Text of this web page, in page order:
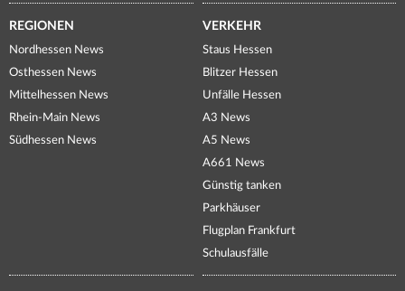
REGIONEN
Nordhessen News
Osthessen News
Mittelhessen News
Rhein-Main News
Südhessen News
VERKEHR
Staus Hessen
Blitzer Hessen
Unfälle Hessen
A3 News
A5 News
A661 News
Günstig tanken
Parkhäuser
Flugplan Frankfurt
Schulausfälle